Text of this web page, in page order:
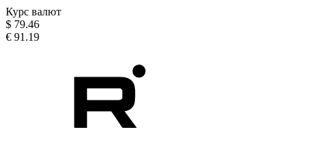
Курс валют
$ 79.46
€ 91.19